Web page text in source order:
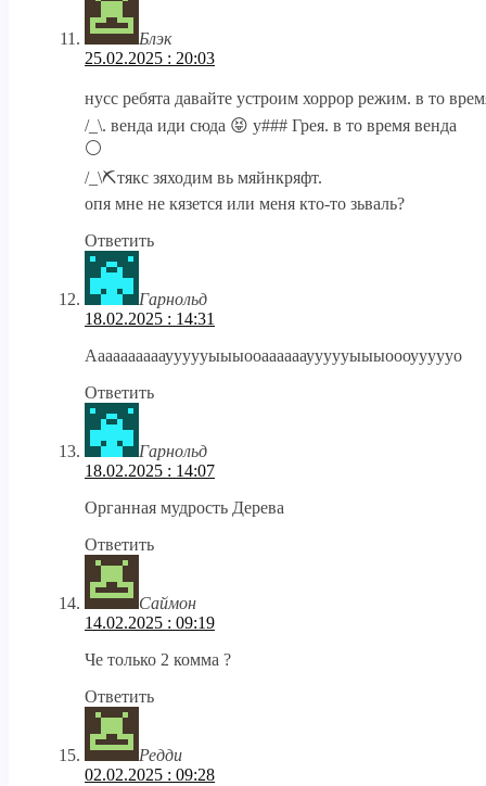
Блэк
25.02.2025 : 20:03
нусс ребята давайте устроим хоррор режим. в то
/_\. венда иди сюда 😝 у### Грея. в то время венда
⚪
/_\⛏️тякс зяходим вь мяйнкряфт.
опя мне не кязется или меня кто-то зьваль?
Ответить
Гарнольд
18.02.2025 : 14:31
Аааааааааауууууыыыооаааааауууууыыыоооуууууо
Ответить
Гарнольд
18.02.2025 : 14:07
Органная мудрость Дерева
Ответить
Саймон
14.02.2025 : 09:19
Че только 2 комма ?
Ответить
Редди
02.02.2025 : 09:28